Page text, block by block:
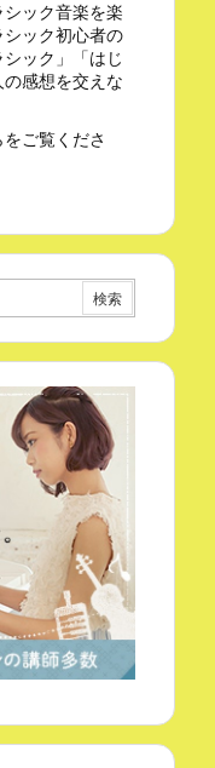
ック音楽を楽
シック初心者の
ック」「はじ
感想を交えな
ご覧くださ